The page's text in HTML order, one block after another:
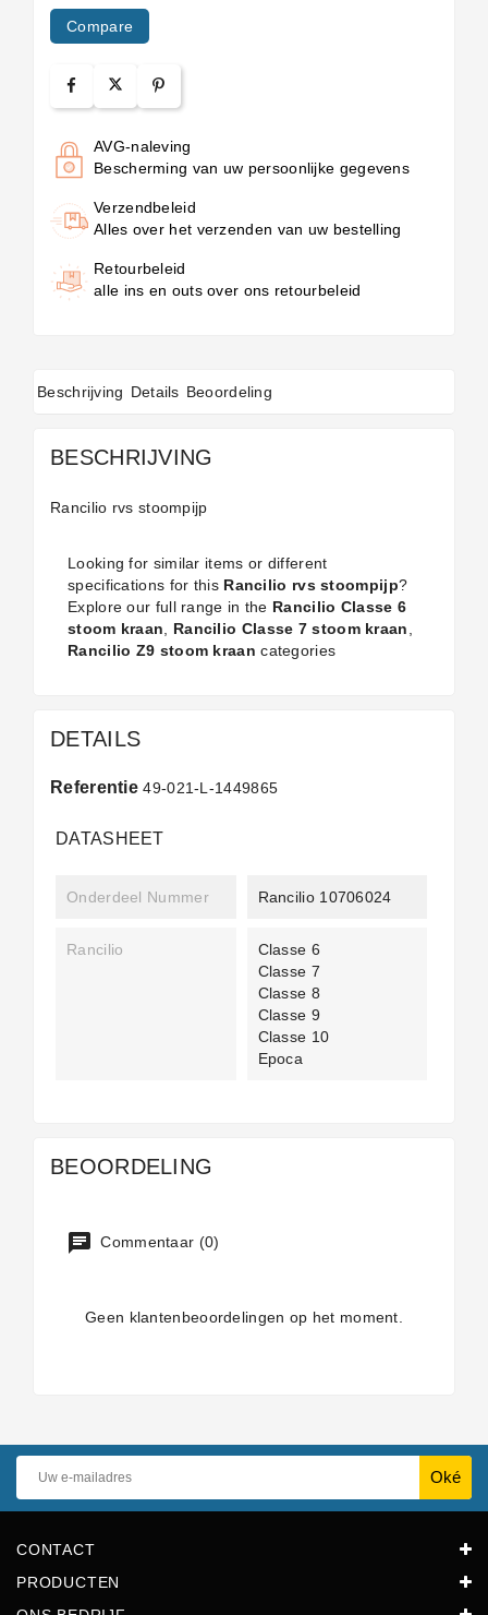
Compare
AVG-naleving
Bescherming van uw persoonlijke gegevens
Verzendbeleid
Alles over het verzenden van uw bestelling
Retourbeleid
alle ins en outs over ons retourbeleid
Beschrijving Details Beoordeling
BESCHRIJVING
Rancilio rvs stoompijp
Looking for similar items or different
specifications for this Rancilio rvs stoompijp?
Explore our full range in the Rancilio Classe 6
stoom kraan
Rancilio Classe 7 stoom kraan
Rancilio Z9 stoom kraan categories
DETAILS
Referentie 49-021-L-1449865
DATASHEET
Onderdeel Nummer Rancilio 10706024
Rancilio
Classe 6
Classe 7
Classe 8
Classe 9
Classe 10
Epoca
BEOORDELING
Commentaar (0)
Geen klantenbeoordelingen op het moment.
CONTACT
PRODUCTEN